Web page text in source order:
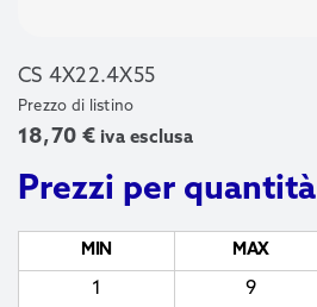
CS 4X22.4X55
Prezzo di listino
18,70 € iva esclusa
Prezzi per quantità
MIN MAX
1 9